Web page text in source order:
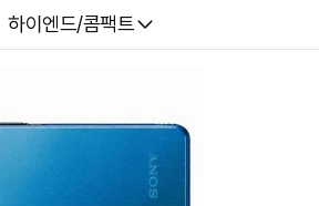
다나와
하이엔드/콤팩트